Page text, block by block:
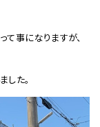
て事になりますが、
た。